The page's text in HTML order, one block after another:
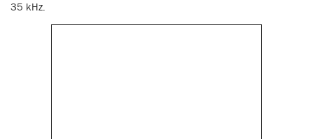
35 kHz.